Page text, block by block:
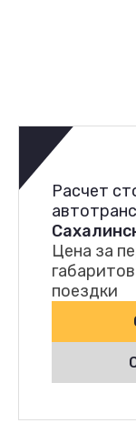
Расчет
Цена за
поездки